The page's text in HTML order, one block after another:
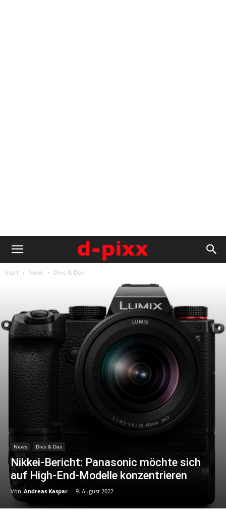
Start News Dies & Das
News Dies & Das
Nikkei-Bericht: Panasonic möchte sich
auf High-End-Modelle konzentrieren
Von Andreas Kaspar - 9. August 2022